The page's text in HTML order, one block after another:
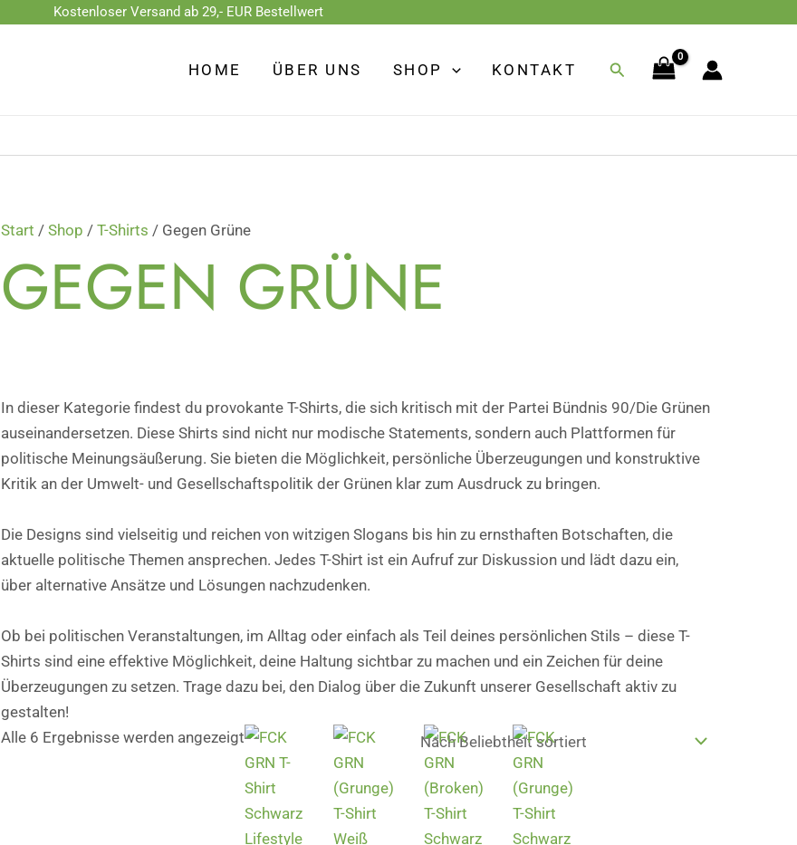
Kostenloser Versand ab 29,- EUR Bestellwert
HOME ÜBER UNS SHOP KONTAKT Suchen
Start /Shop /T-Shirts / Gegen Grüne
GEGEN GRÜNE
In dieser Kategorie findest du provokante T-Shirts, die sich kritisch mit der Partei Bündnis 90/Die Grünen
auseinandersetzen. Diese Shirts sind nicht nur modische Statements, sondern auch Plattformen für
politische Meinungsäußerung. Sie bieten die Möglichkeit, persönliche Überzeugungen und konstruktive
Kritik an der Umwelt- und Gesellschaftspolitik der Grünen klar zum Ausdruck zu bringen.
Die Designs sind vielseitig und reichen von witzigen Slogans bis hin zu ernsthaften Botschaften, die
aktuelle politische Themen ansprechen. Jedes T-Shirt ist ein Aufruf zur Diskussion und lädt dazu ein,
über alternative Ansätze und Lösungen nachzudenken.
Ob bei politischen Veranstaltungen, im Alltag oder einfach als Teil deines persönlichen Stils – diese T-
Shirts sind eine effektive Möglichkeit, deine Haltung sichtbar zu machen und ein Zeichen für deine
Überzeugungen zu setzen. Trage dazu bei, den Dialog über die Zukunft unserer Gesellschaft aktiv zu
gestalten!
Alle 6 Ergebnisse werden angezeigt
Beliebtheit